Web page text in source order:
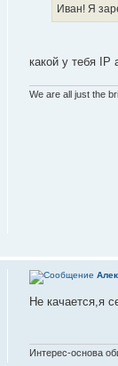
Иван! Я
какой у тебя IP
We are all just the
Не качается,я
Интерес-основа